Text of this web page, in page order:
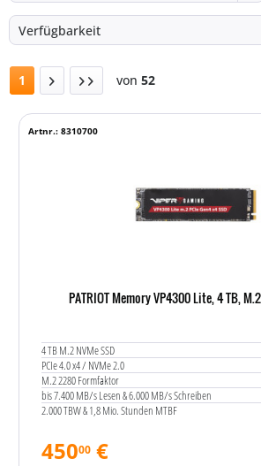
1 von 52
PATRIOT Memory VP4300 Lite, 4 TB,
4 TB M.2 NVMe SSD
PCIe 4.0 x4 / NVMe 2.0
M.2 2280 Formfaktor
bis 7.400 MB/s Lesen & 6.000 MB/s Schreiben
2.000 TBW & 1,8 Mio. Stunden MTBF
Artnr.: 8310700
45000 €